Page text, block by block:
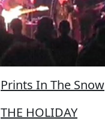
Prints In The Snow
THE HOLIDAY